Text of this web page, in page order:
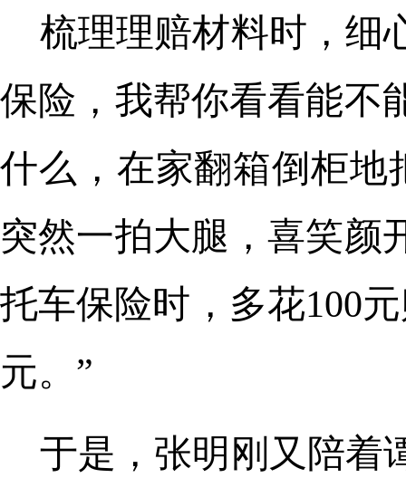
梳理理赔材料时，细
保险，我帮你看看能不
什么，在家翻箱倒柜地
突然一拍大腿，喜笑颜
托车保险时，多花100
元。”
于是，张明刚又陪着